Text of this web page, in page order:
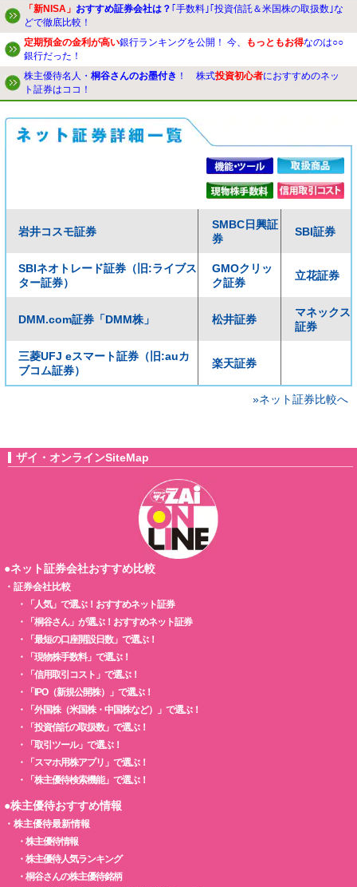
「新NISA」 おすすめ証券会社は？ ｢手数料｣｢投資信託＆米国株の取扱数｣な
どで徹底比較！
定期預金の金利が高い銀行ランキングを公開！ 今、 もっともお得なのは○○
銀行だった！
株主優待名人・ 桐谷さんのお墨付き ！ 株式投資初心者におすすめのネッ
ト証券はココ！
岩井コスモ証券
SMBC日興証
券
SBI証券
SBIネオトレード証券（旧:ライブス
ター証券）
GMOクリッ
ク証券
立花証券
DMM.com証券「DMM株」 松井証券
マネックス
証券
三菱UFJ eスマート証券（旧:auカ
ブコム証券）
楽天証券
»ネット証券比較へ
ザイ・オンラインSiteMap
●ネット証券会社おすすめ比較
・ 証券会社比較
・
「人気」で選ぶ！おすすめネット証券
・
「桐谷さん」が選ぶ！おすすめネット証券
・
「最短の口座開設日数」で選ぶ！
・
「現物株手数料」で選ぶ！
・
「信用取引コスト」で選ぶ！
・
「IPO（新規公開株）」で選ぶ！
・
「外国株（米国株・中国株など）」で選ぶ！
・
「投資信託の取扱数」で選ぶ！
・
「取引ツール」で選ぶ！
・
「スマホ用株アプリ」で選ぶ！
・
「株主優待検索機能」で選ぶ！
●株主優待おすすめ情報
・ 株主優待最新情報
・ 株主優待情報
・ 株主優待人気ランキング
・ 桐谷さんの株主優待銘柄